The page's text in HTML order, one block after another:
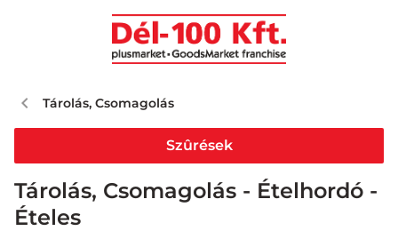
Tárolás, Csomagolás
Tárolás, Csomagolás - Ételhordó -
Ételes
Szûrések